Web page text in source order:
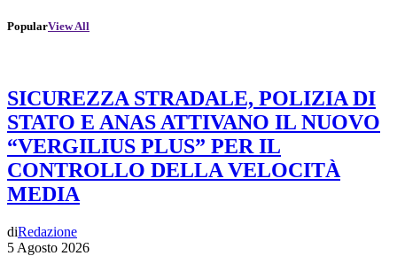
PopularView All
SICUREZZA STRADALE, POLIZIA DI
STATO E ANAS ATTIVANO IL NUOVO
“VERGILIUS PLUS” PER IL
CONTROLLO DELLA VELOCITÀ
MEDIA
diRedazione
5 Agosto 2026